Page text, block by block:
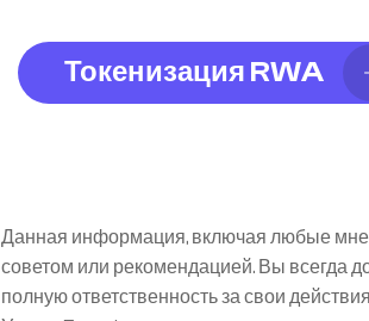
Токенизация RWA
Данная информация, включая любые
советом или рекомендацией. Вы всегда
полную ответственность за свои